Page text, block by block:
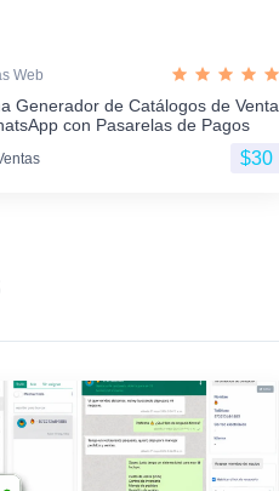
Web
Generador de Catálogos de Venta
con Pasarelas de Pagos
$30